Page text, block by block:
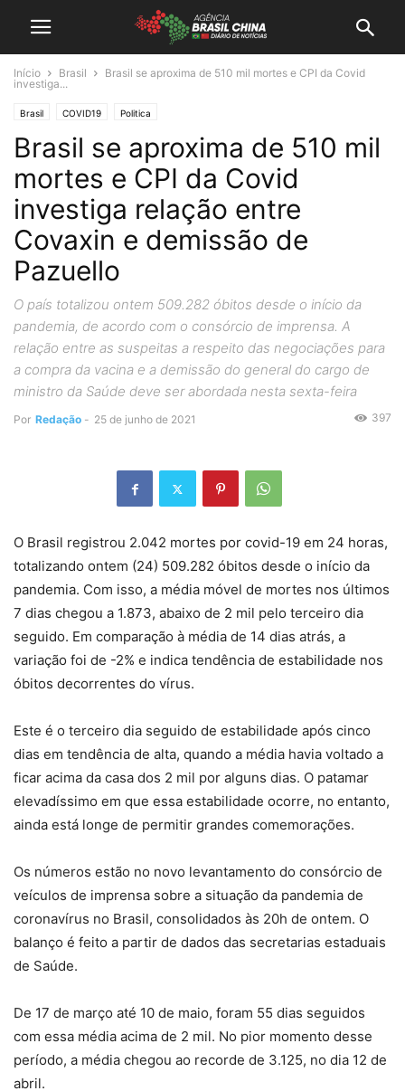
Início Brasil
Brasil se aproxima de 510 mil mortes e CPI da Covid
investiga...
Brasil COVID19 Politica
Brasil se aproxima de 510 mil
mortes e CPI da Covid
investiga relação entre
Covaxin e demissão de
Pazuello
O país totalizou ontem 509.282 óbitos desde o início da
pandemia, de acordo com o consórcio de imprensa. A
relação entre as suspeitas a respeito das negociações para
a compra da vacina e a demissão do general do cargo de
ministro da Saúde deve ser abordada nesta sexta-feira
Por Redação - 25 de junho de 2021 397
O Brasil registrou 2.042 mortes por covid-19 em 24 horas,
totalizando ontem (24) 509.282 óbitos desde o início da
pandemia. Com isso, a média móvel de mortes nos últimos
7 dias chegou a 1.873, abaixo de 2 mil pelo terceiro dia
seguido. Em comparação à média de 14 dias atrás, a
variação foi de -2% e indica tendência de estabilidade nos
óbitos decorrentes do vírus.
Este é o terceiro dia seguido de estabilidade após cinco
dias em tendência de alta, quando a média havia voltado a
ficar acima da casa dos 2 mil por alguns dias. O patamar
elevadíssimo em que essa estabilidade ocorre, no entanto,
ainda está longe de permitir grandes comemorações.
Os números estão no novo levantamento do consórcio de
veículos de imprensa sobre a situação da pandemia de
coronavírus no Brasil, consolidados às 20h de ontem. O
balanço é feito a partir de dados das secretarias estaduais
de Saúde.
De 17 de março até 10 de maio, foram 55 dias seguidos
com essa média acima de 2 mil. No pior momento desse
período, a média chegou ao recorde de 3.125, no dia 12 de
abril.